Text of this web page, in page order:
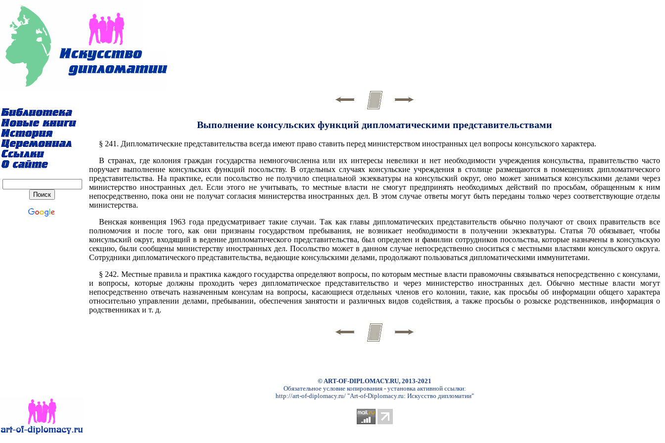
Выполнение консульских функций дипломатическими представительствами
§ 241. Дипломатические представительства всегда имеют право ставить перед министерством иностранных цел вопросы консульского характера.
В странах, где колония граждан государства немногочисленна или их интересы невелики и нет необходимости учреждения консульства, правительство часто
поручает выполнение консульских функций посольству. В отдельных случаях консульские учреждения в столице размещаются в помещениях дипломатического
представительства. На практике, если посольство не получило специальной экзекватуры на консульский округ, оно может заниматься консульскими делами через
министерство иностранных дел. Если этого не учитывать, то местные власти не смогут предпринять необходимых действий по просьбам, обращенным к ним
непосредственно, пока они не получат согласия министерства иностранных дел. В этом случае ответы могут быть переданы только через соответствующие отделы
министерства.
Венская конвенция 1963 года предусматривает такие случаи. Так как главы дипломатических представительств обычно получают от своих правительств все
полномочия и после того, как они признаны государством пребывания, не возникает необходимости в получении экзекватуры. Статья 70 обязывает, чтобы
консульский округ, входящий в ведение дипломатического представительства, был определен и фамилии сотрудников посольства, которые назначены в консульскую
секцию, были сообщены министерству иностранных дел. Посольство может в данном случае непосредственно сноситься с местными властями консульского округа.
Сотрудники дипломатического представительства, ведающие консульскими делами, продолжают пользоваться дипломатическими иммунитетами.
§ 242. Местные правила и практика каждого государства определяют вопросы, по которым местные власти правомочны связываться непосредственно с консулами,
и вопросы, которые должны проходить через дипломатическое представительство и через министерство иностранных дел. Обычно местные власти могут
непосредственно отвечать назначенным консулам на вопросы, касающиеся отдельных членов его колонии, такие, как просьбы об информации общего характера
относительно управлении делами, пребывании, обеспечения занятости и различных видов содействия, а также просьбы о розыске родственников, информация о
родственниках и т. д.
© ART-OF-DIPLOMACY.RU, 2013-2021
Обязательное условие копирования - установка активной ссылки:
http://art-of-diplomacy.ru/ "Art-of-Diplomacy.ru: Искусство дипломатии"